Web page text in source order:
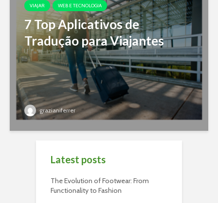
VIAJAR WEB E TECNOLOGIA
7 Top Aplicativos de
Tradução para Viajantes
grazianiferrer
Latest posts
The Evolution of Footwear: From
Functionality to Fashion